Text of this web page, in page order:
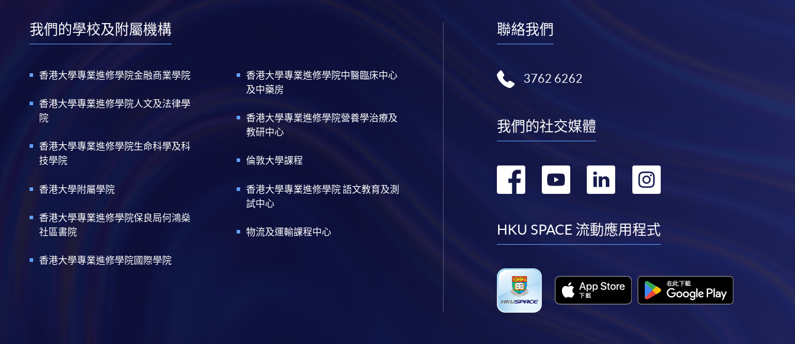
我們的學校及附屬機構
香港大學專業進修學院金融商業學院
香港大學專業進修學院人文及法律學
院
香港大學專業進修學院生命科學及科
技學院
香港大學附屬學院
香港大學專業進修學院保良局何鴻燊
社區書院
香港大學專業進修學院國際學院
香港大學專業進修學院中醫臨床中心
及中藥房
香港大學專業進修學院營養學治療及
教研中心
倫敦大學課程
香港大學專業進修學院 語文教育及測
試中心
物流及運輸課程中心
聯絡我們
3762 6262
我們的社交媒體
轉
facebook
轉
youtube
轉
linkedin
轉
instagram
HKU SPACE 流動應用程式